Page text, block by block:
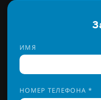
ИМЯ
НОМЕР ТЕЛЕФОНА *